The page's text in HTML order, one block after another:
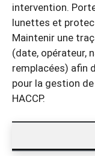
intervention.
lunettes et
Maintenir une
(date, opérateur,
remplacées) afin
pour la gestion
HACCP.